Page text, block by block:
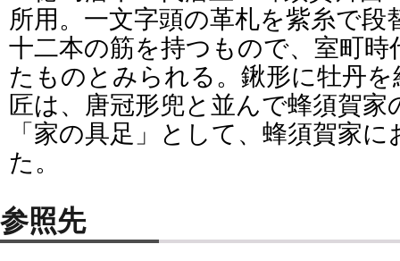
所用。一文字頭の革札を紫糸で段
十二本の筋を持つもので、室町
たものとみられる。鍬形に牡丹
匠は、唐冠形兜と並んで蜂須賀
「家の具足」として、蜂須賀家
た。
参照先